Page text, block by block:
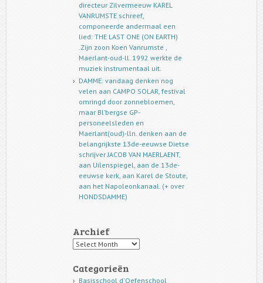
directeur Zilvermeeuw KAREL
VANRUMSTE schreef,
componeerde andermaal een
lied: THE LAST ONE (ON EARTH)
.Zijn zoon Koen Vanrumste ,
Maerlant-oud-ll. 1992 werkte de
muziek instrumentaal uit.
DAMME: vandaag denken nog
velen aan CAMPO SOLAR, festival
omringd door zonnebloemen,
maar Bl’bergse GP-
personeelsleden en
Maerlant(oud)-lln. denken aan de
belangrijkste 13de-eeuwse Dietse
schrijver JACOB VAN MAERLAENT,
aan Uilenspiegel, aan de 13de-
eeuwse kerk, aan Karel de Stoute,
aan het Napoleonkanaal. (+ over
HONDSDAMME)
Archief
Archief
Categorieën
Basisschool d'Oefenschool